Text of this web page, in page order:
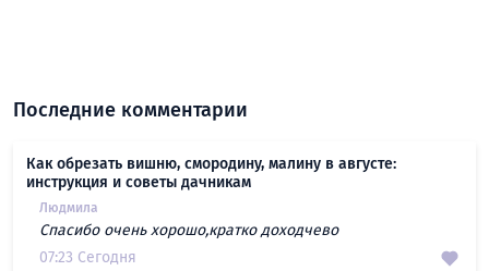
Последние комментарии
Как обрезать вишню, смородину, малину в августе:
инструкция и советы дачникам
Людмила
Спасибо очень хорошо,кратко доходчево
07:23 Сегодня